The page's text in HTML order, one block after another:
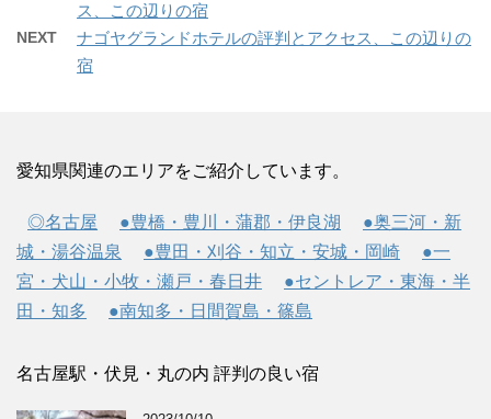
ス、この辺りの宿
NEXT
ナゴヤグランドホテルの評判とアクセス、この辺りの
宿
愛知県関連のエリアをご紹介しています。
◎名古屋 ●豊橋・豊川・蒲郡・伊良湖
●奥三河・新
城・湯谷温泉
●豊田・刈谷・知立・安城・岡崎
●一
宮・犬山・小牧・瀬戸・春日井
●セントレア・東海・半
田・知多
●南知多・日間賀島・篠島
名古屋駅・伏見・丸の内 評判の良い宿